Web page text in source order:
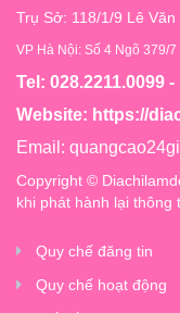
Trụ Sở: 118/1/9 Lê Văn
VP Hà Nội: Số 4 Ngõ 379/
Tel: 028.2211.0099
Website: https://
Email:
Copyright ©
khi phát hành lại thông
Quy chế đăng tin
Quy chế hoạt động